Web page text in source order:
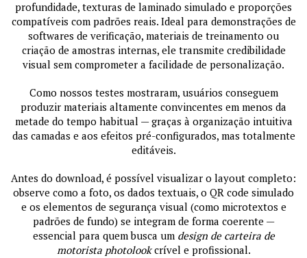
profundidade, texturas de laminado simulado e proporções
compatíveis com padrões reais. Ideal para demonstrações de
softwares de verificação, materiais de treinamento ou
criação de amostras internas, ele transmite credibilidade
visual sem comprometer a facilidade de personalização.
Como nossos testes mostraram, usuários conseguem
produzir materiais altamente convincentes em menos da
metade do tempo habitual — graças à organização intuitiva
das camadas e aos efeitos pré-configurados, mas totalmente
editáveis.
Antes do download, é possível visualizar o layout completo:
observe como a foto, os dados textuais, o QR code simulado
e os elementos de segurança visual (como microtextos e
padrões de fundo) se integram de forma coerente —
essencial para quem busca um design de carteira de
motorista photolookcrível e profissional.